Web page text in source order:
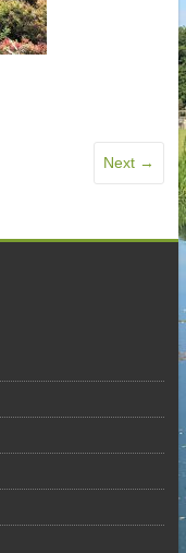
Next →